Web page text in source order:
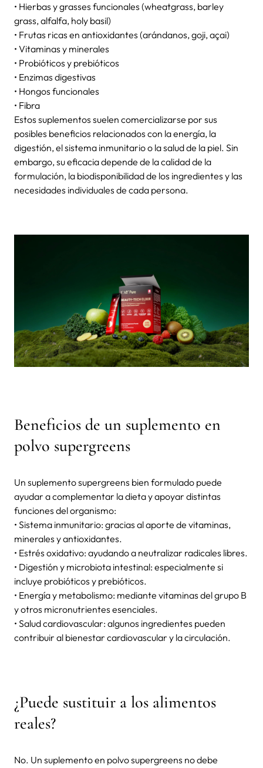
• Hierbas y grasses funcionales (wheatgrass, barley
grass, alfalfa, holy basil)
• Frutas ricas en antioxidantes (arándanos, goji, açai)
• Vitaminas y minerales
• Probióticos y prebióticos
• Enzimas digestivas
• Hongos funcionales
• Fibra
Estos suplementos suelen comercializarse por sus
posibles beneficios relacionados con la energía, la
digestión, el sistema inmunitario o la salud de la piel. Sin
embargo, su eficacia depende de la calidad de la
formulación, la biodisponibilidad de los ingredientes y las
necesidades individuales de cada persona.
Beneficios de un suplemento en
polvo supergreens
Un suplemento supergreens bien formulado puede
ayudar a complementar la dieta y apoyar distintas
funciones del organismo:
• Sistema inmunitario: gracias al aporte de vitaminas,
minerales y antioxidantes.
• Estrés oxidativo: ayudando a neutralizar radicales libres.
• Digestión y microbiota intestinal: especialmente si
incluye probióticos y prebióticos.
• Energía y metabolismo: mediante vitaminas del grupo B
y otros micronutrientes esenciales.
• Salud cardiovascular: algunos ingredientes pueden
contribuir al bienestar cardiovascular y la circulación.
¿Puede sustituir a los alimentos
reales?
No. Un suplemento en polvo supergreens no debe